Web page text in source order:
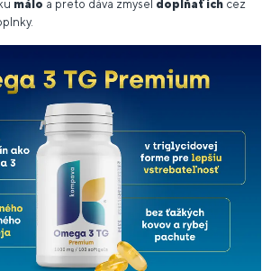
málo a preto dáva zmysel dopĺňať ich cez